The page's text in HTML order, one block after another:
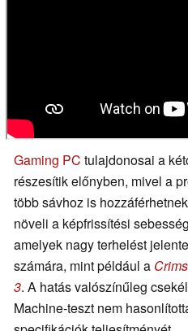
Gaming PC tulajdonosai a
részesítik előnyben, mivel a
több sávhoz is
növeli a képfrissítési
amelyek nagy terhelést
számára, mint például a
3. A hatás valószínűleg
Machine-teszt nem